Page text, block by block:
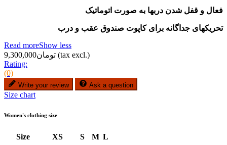
فعال و قفل شدن دربها به صورت اتوماتیک
تحریکهای جداگانه برای کاپوت صندوق عقب و درب
Read moreShow less
تومان9,300,000 (tax excl.)
Rating:
(0)
Write your review Ask a question
Size chart
Women's clothing size
Size XS S M L